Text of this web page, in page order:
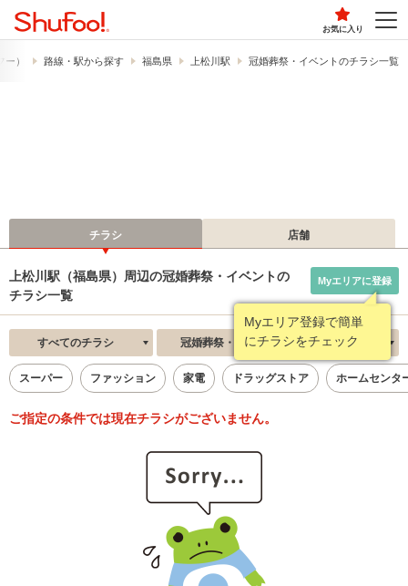
お気に入り
） 路線・駅から探す 福島県 上松川駅 冠婚葬祭・イベントのチラシ一覧
チラシ 店舗
上松川駅（福島県）周辺の冠婚葬祭・イベントの
チラシ一覧
Myエリア登録で簡単
にチラシをチェック
Myエリアに登録
すべてのチラシ 冠婚葬祭・イベント 新着順
スーパー ファッション 家電 ドラッグストア ホームセンタ
ご指定の条件では現在チラシがございません。